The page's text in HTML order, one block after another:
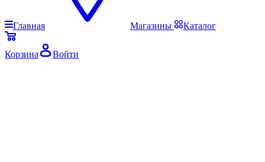
Главная Магазины Каталог
Корзина Войти